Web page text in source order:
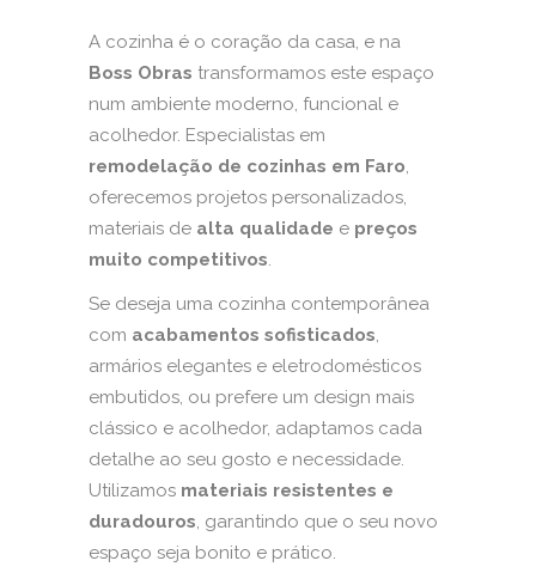
A cozinha é o coração da casa, e na
Boss Obras transformamos este espaço
num ambiente moderno, funcional e
acolhedor. Especialistas em
remodelação de cozinhas em Faro,
oferecemos projetos personalizados,
materiais de alta qualidade e preços
muito competitivos.
Se deseja uma cozinha contemporânea
com acabamentos sofisticados,
armários elegantes e eletrodomésticos
embutidos, ou prefere um design mais
clássico e acolhedor, adaptamos cada
detalhe ao seu gosto e necessidade.
Utilizamos materiais resistentes e
duradouros, garantindo que o seu novo
espaço seja bonito e prático.